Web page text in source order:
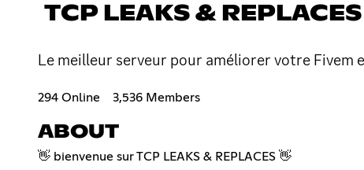
TCP LEAKS & REPLACES
Le meilleur serveur pour améliorer votre Fivem
294 Online 3,536 Members
ABOUT
👋 bienvenue sur TCP LEAKS & REPLACES 👋